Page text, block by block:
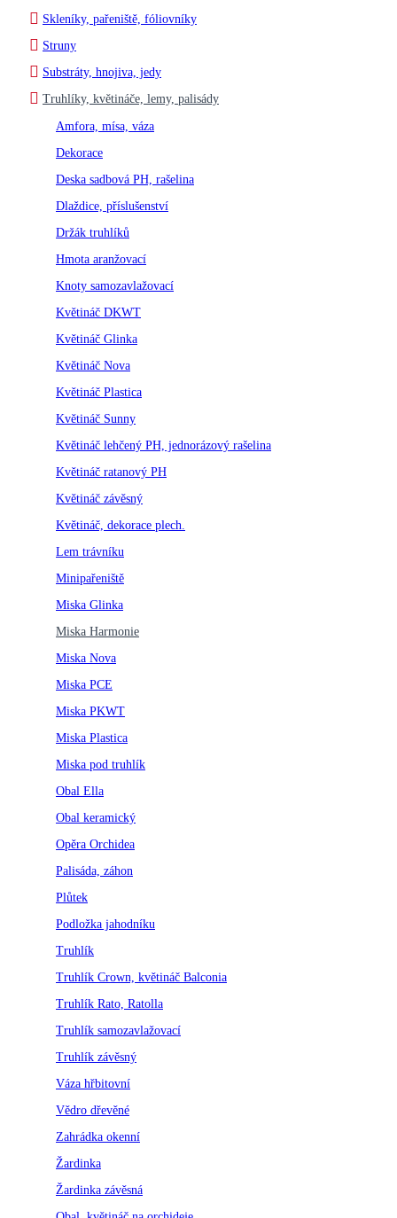
Skleníky, pařeniště, fóliovníky
Struny
Substráty, hnojiva, jedy
Truhlíky, květináče, lemy, palisády
Amfora, mísa, váza
Dekorace
Deska sadbová PH, rašelina
Dlaždice, příslušenství
Držák truhlíků
Hmota aranžovací
Knoty samozavlažovací
Květináč DKWT
Květináč Glinka
Květináč Nova
Květináč Plastica
Květináč Sunny
Květináč lehčený PH, jednorázový rašelina
Květináč ratanový PH
Květináč závěsný
Květináč, dekorace plech.
Lem trávníku
Minipařeniště
Miska Glinka
Miska Harmonie
Miska Nova
Miska PCE
Miska PKWT
Miska Plastica
Miska pod truhlík
Obal Ella
Obal keramický
Opěra Orchidea
Palisáda, záhon
Plůtek
Podložka jahodníku
Truhlík
Truhlík Crown, květináč Balconia
Truhlík Rato, Ratolla
Truhlík samozavlažovací
Truhlík závěsný
Váza hřbitovní
Vědro dřevěné
Zahrádka okenní
Žardinka
Žardinka závěsná